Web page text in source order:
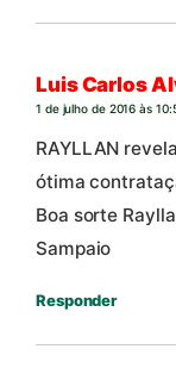
Luis Carlos
1 de julho de 2016 às
RAYLLAN
ótima
Boa sorte
Sampaio
Responder